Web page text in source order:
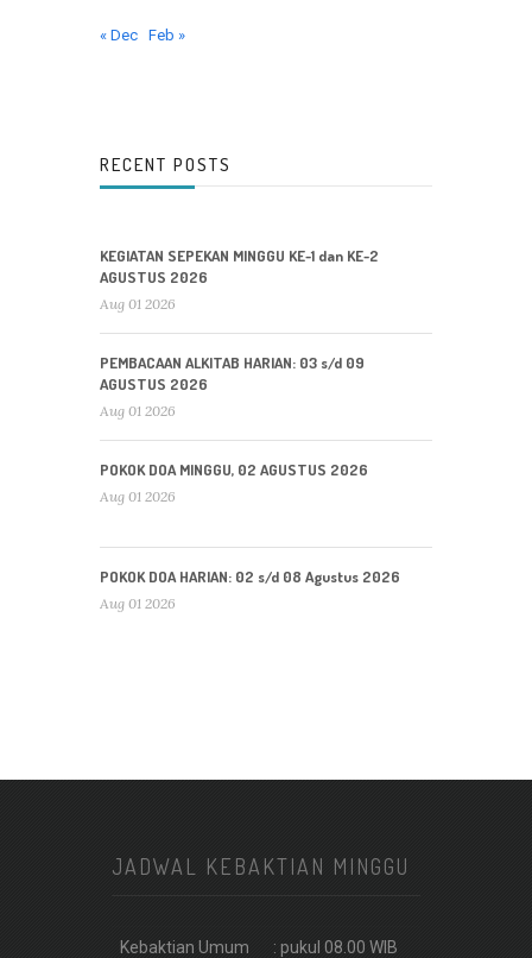
« Dec Feb »
RECENT POSTS
KEGIATAN SEPEKAN MINGGU KE-1 dan KE-2
AGUSTUS 2026
Aug 01 2026
PEMBACAAN ALKITAB HARIAN: 03 s/d 09
AGUSTUS 2026
Aug 01 2026
POKOK DOA MINGGU, 02 AGUSTUS 2026
Aug 01 2026
POKOK DOA HARIAN: 02 s/d 08 Agustus 2026
Aug 01 2026
JADWAL KEBAKTIAN MINGGU
Kebaktian Umum : pukul 08.00 WIB